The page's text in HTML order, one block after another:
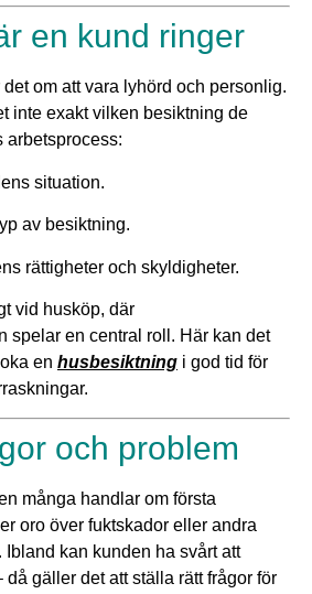
en kund ringer
om att vara lyhörd och personlig.
inte exakt vilken besiktning de
arbetsprocess:
situation.
av besiktning.
rättigheter och skyldigheter.
vid husköp, där
spelar en central roll. Här kan det
en husbesiktning i god tid för
och problem
många handlar om första
oro över fuktskador eller andra
Ibland kan kunden ha svårt att
då gäller det att ställa rätt frågor för